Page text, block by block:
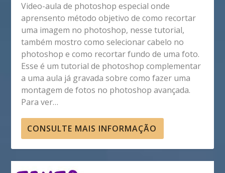
Video-aula de photoshop especial onde
aprensento método objetivo de como recortar
uma imagem no photoshop, nesse tutorial,
também mostro como selecionar cabelo no
photoshop e como recortar fundo de uma foto.
Esse é um tutorial de photoshop complementar
a uma aula já gravada sobre como fazer uma
montagem de fotos no photoshop avançada.
Para ver…
CONSULTE MAIS INFORMAÇÃO